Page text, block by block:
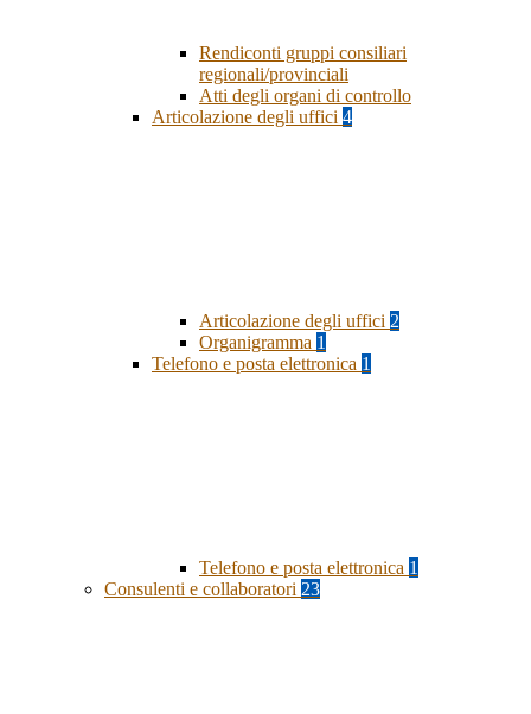
Rendiconti gruppi consiliari
regionali/provinciali
Atti degli organi di controllo
Articolazione degli uffici 4
Articolazione degli uffici 2
Organigramma 1
Telefono e posta elettronica 1
Telefono e posta elettronica 1
Consulenti e collaboratori 23